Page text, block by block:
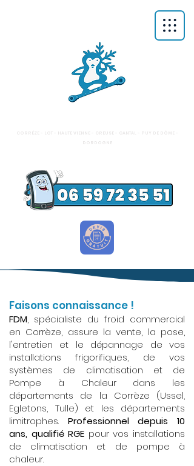
CORRÉZE - LOT - HAUTE VIENNE - CREUSE - CANTAL - PUY DE DÔME -
DORDOGNE
Faisons connaissance !
FDM, spécialiste du froid commercial
en Corrèze, assure la vente, la pose,
l'entretien et le dépannage de vos
installations frigorifiques, de vos
systèmes de climatisation et de
Pompe à Chaleur dans les
départements de la Corrèze (Ussel,
Egletons, Tulle) et les départements
limitrophes. Professionnel depuis 10
ans, qualifié RGE pour vos installations
de climatisation et de pompe à
chaleur.